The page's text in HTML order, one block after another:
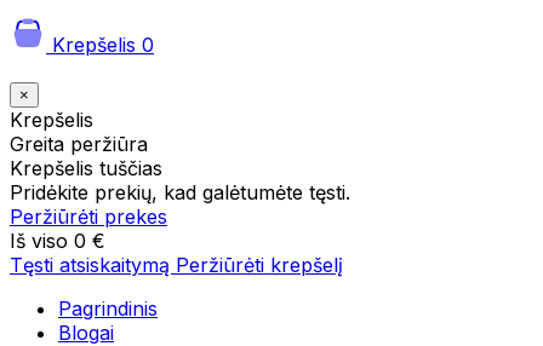
Krepšelis 0
×
Krepšelis
Greita peržiūra
Krepšelis tuščias
Pridėkite prekių, kad galėtumėte tęsti.
Peržiūrėti prekes
Iš viso 0 €
Tęsti atsiskaitymą Peržiūrėti krepšelį
Pagrindinis
Blogai